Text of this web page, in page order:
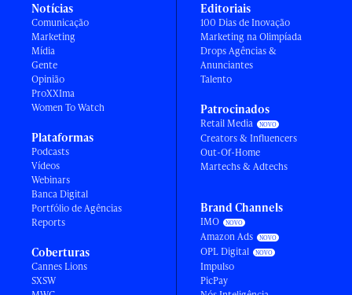
Notícias
Comunicação
Marketing
Mídia
Gente
Opinião
ProXXIma
Women To Watch
Plataformas
Podcasts
Vídeos
Webinars
Banca Digital
Portfólio de Agências
Reports
Coberturas
Cannes Lions
SXSW
Editoriais
100 Dias de Inovação
Marketing na Olimpíada
Drops Agências &
Anunciantes
Talento
Patrocinados
Retail Media
Creators & Influencers
Out-Of-Home
Martechs & Adtechs
Brand Channels
IMO
Amazon Ads
OPL Digital
Impulso
PicPay